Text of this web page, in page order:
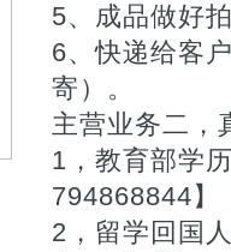
5、成品做好
6、快递给客
寄）。
主营业务二，
1，教育部学
794868844】
2，留学回国